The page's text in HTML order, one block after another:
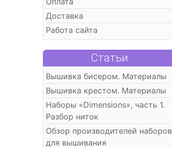
Доставка
Работа сайта
Статьи
Вышивка бисером. Материалы
Вышивка крестом. Материалы
Наборы «Dimensions», часть 1.
Разбор ниток
Обзор производителей наборов
для вышивания